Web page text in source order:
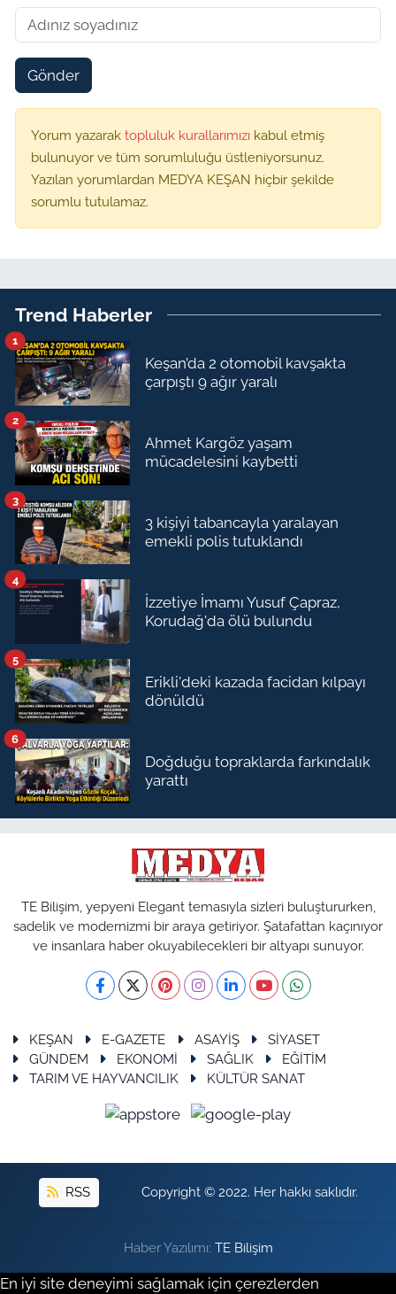
Gönder
Yorum yazarak topluluk kurallarımızı kabul etmiş
bulunuyor ve tüm sorumluluğu üstleniyorsunuz.
Yazılan yorumlardan MEDYA KEŞAN hiçbir şekilde
sorumlu tutulamaz.
Trend Haberler
Keşan’da 2 otomobil kavşakta
çarpıştı 9 ağır yaralı
1
Ahmet Kargöz yaşam
mücadelesini kaybetti
2
3 kişiyi tabancayla yaralayan
emekli polis tutuklandı
3
İzzetiye İmamı Yusuf Çapraz,
Korudağ'da ölü bulundu
4
Erikli'deki kazada facidan kılpayı
dönüldü
5
Doğduğu topraklarda farkındalık
yarattı
6
TE Bilişim, yepyeni Elegant temasıyla sizleri buluştururken,
sadelik ve modernizmi bir araya getiriyor. Şatafattan kaçınıyor
ve insanlara haber okuyabilecekleri bir altyapı sunuyor.
KEŞAN E-GAZETE ASAYİŞ
SİYASET
GÜNDEM
EKONOMİ SAĞLIK
EĞİTİM
TARIM VE HAYVANCILIK
KÜLTÜR SANAT
RSS Copyright © 2022. Her hakkı saklıdır.
Haber Yazılımı: TE Bilişim
En iyi site deneyimi sağlamak için çerezlerden